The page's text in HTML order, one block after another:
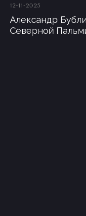
12-11-2025
Александр
Северной